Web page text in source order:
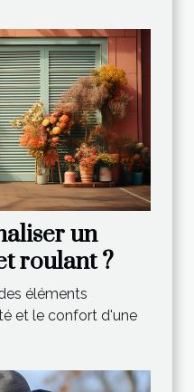
un
roulant ?
éléments
et le confort d'une